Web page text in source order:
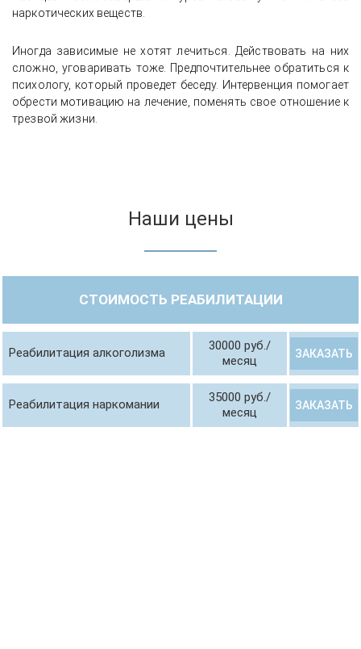
наркотических веществ.
Иногда зависимые не хотят лечиться. Действовать на них
сложно, уговаривать тоже. Предпочтительнее обратиться к
психологу, который проведет беседу. Интервенция помогает
обрести мотивацию на лечение, поменять свое отношение к
трезвой жизни.
Наши цены
СТОИМОСТЬ РЕАБИЛИТАЦИИ
Реабилитация алкоголизма
30000 руб./
месяц
ЗАКАЗАТЬ
Реабилитация наркомании
35000 руб./
месяц
ЗАКАЗАТЬ